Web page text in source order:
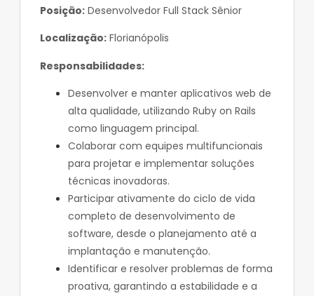
Posição: Desenvolvedor Full Stack Sênior
Localização: Florianópolis
Responsabilidades:
Desenvolver e manter aplicativos web de
alta qualidade, utilizando Ruby on Rails
como linguagem principal.
Colaborar com equipes multifuncionais
para projetar e implementar soluções
técnicas inovadoras.
Participar ativamente do ciclo de vida
completo de desenvolvimento de
software, desde o planejamento até a
implantação e manutenção.
Identificar e resolver problemas de forma
proativa, garantindo a estabilidade e a